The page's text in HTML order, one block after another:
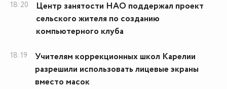
18:20
Центр занятости НАО поддержал проект
сельского жителя по созданию
компьютерного клуба
18:19
Учителям коррекционных школ Карелии
разрешили использовать лицевые экраны
вместо масок